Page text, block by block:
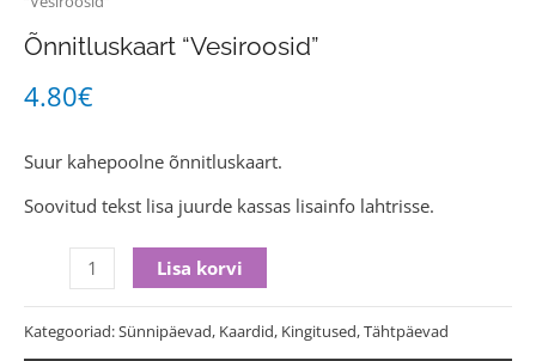
Õnnitluskaart “Vesiroosid”
4.80€
Suur kahepoolne õnnitluskaart.
Soovitud tekst lisa juurde kassas lisainfo lahtrisse.
Lisa korvi
Kategooriad:Sünnipäevad, Kaardid, Kingitused,Tähtpäevad